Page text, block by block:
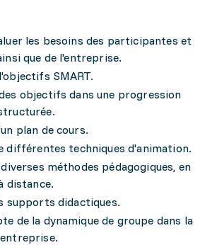
les besoins des participantes et
que de l'entreprise.
SMART.
objectifs dans une progression
plan de cours.
différentes techniques d'animation.
méthodes pédagogiques, en
distance.
supports didactiques.
de la dynamique de groupe dans la